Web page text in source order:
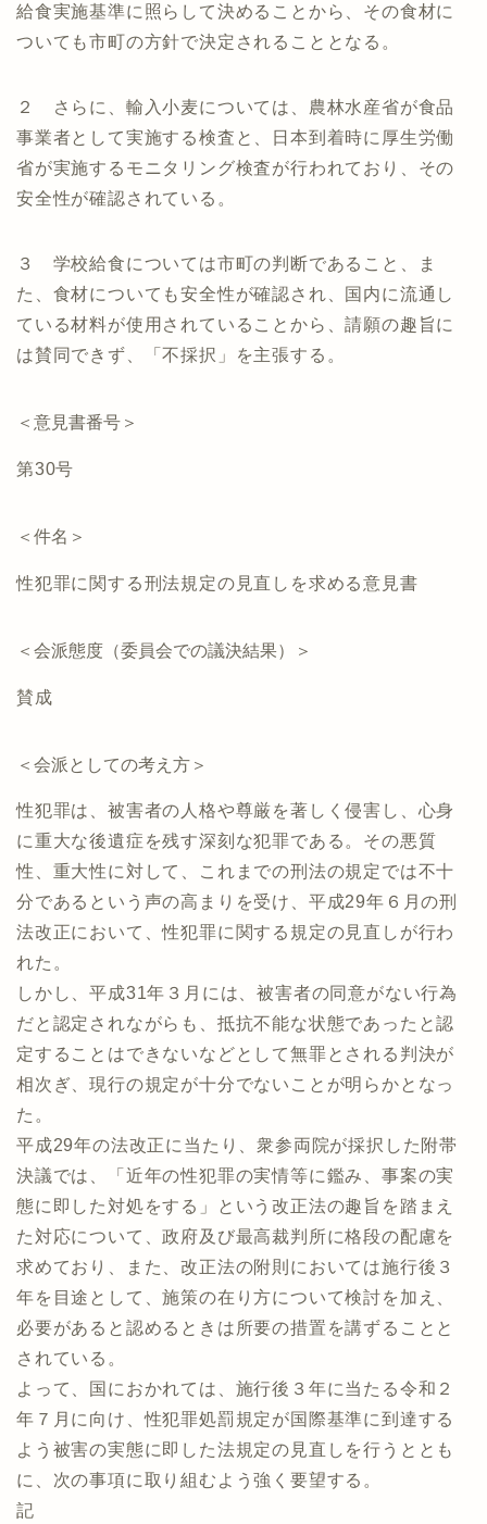
給食実施基準に照らして決めることから、その食材に
ついても市町の方針で決定されることとなる。
２ さらに、輸入小麦については、農林水産省が食品
事業者として実施する検査と、日本到着時に厚生労働
省が実施するモニタリング検査が行われており、その
安全性が確認されている。
３ 学校給食については市町の判断であること、ま
た、食材についても安全性が確認され、国内に流通し
ている材料が使用されていることから、請願の趣旨に
は賛同できず、「不採択」を主張する。
＜意見書番号＞
第30号
＜件名＞
性犯罪に関する刑法規定の見直しを求める意見書
＜会派態度（委員会での議決結果）＞
賛成
＜会派としての考え方＞
性犯罪は、被害者の人格や尊厳を著しく侵害し、心身
に重大な後遺症を残す深刻な犯罪である。その悪質
性、重大性に対して、これまでの刑法の規定では不十
分であるという声の高まりを受け、平成29年６月の刑
法改正において、性犯罪に関する規定の見直しが行わ
れた。
しかし、平成31年３月には、被害者の同意がない行為
だと認定されながらも、抵抗不能な状態であったと認
定することはできないなどとして無罪とされる判決が
相次ぎ、現行の規定が十分でないことが明らかとなっ
た。
平成29年の法改正に当たり、衆参両院が採択した附帯
決議では、「近年の性犯罪の実情等に鑑み、事案の実
態に即した対処をする」という改正法の趣旨を踏まえ
た対応について、政府及び最高裁判所に格段の配慮を
求めており、また、改正法の附則においては施行後３
年を目途として、施策の在り方について検討を加え、
必要があると認めるときは所要の措置を講ずることと
されている。
よって、国におかれては、施行後３年に当たる令和２
年７月に向け、性犯罪処罰規定が国際基準に到達する
よう被害の実態に即した法規定の見直しを行うととも
に、次の事項に取り組むよう強く要望する。
記